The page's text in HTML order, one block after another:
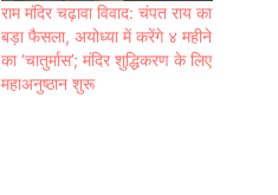
राम मंदिर चढ़ावा विवाद: चंपत राय का
बड़ा फैसला, अयोध्या में करेंगे ४ महीने
का ‘चातुर्मास’; मंदिर शुद्धिकरण के लिए
महाअनुष्ठान शुरू